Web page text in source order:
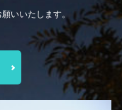
いいたします。